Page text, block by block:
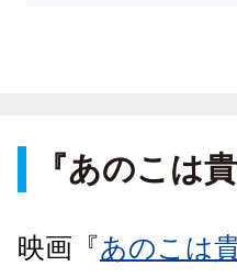
『あのこは
映画『あのこは